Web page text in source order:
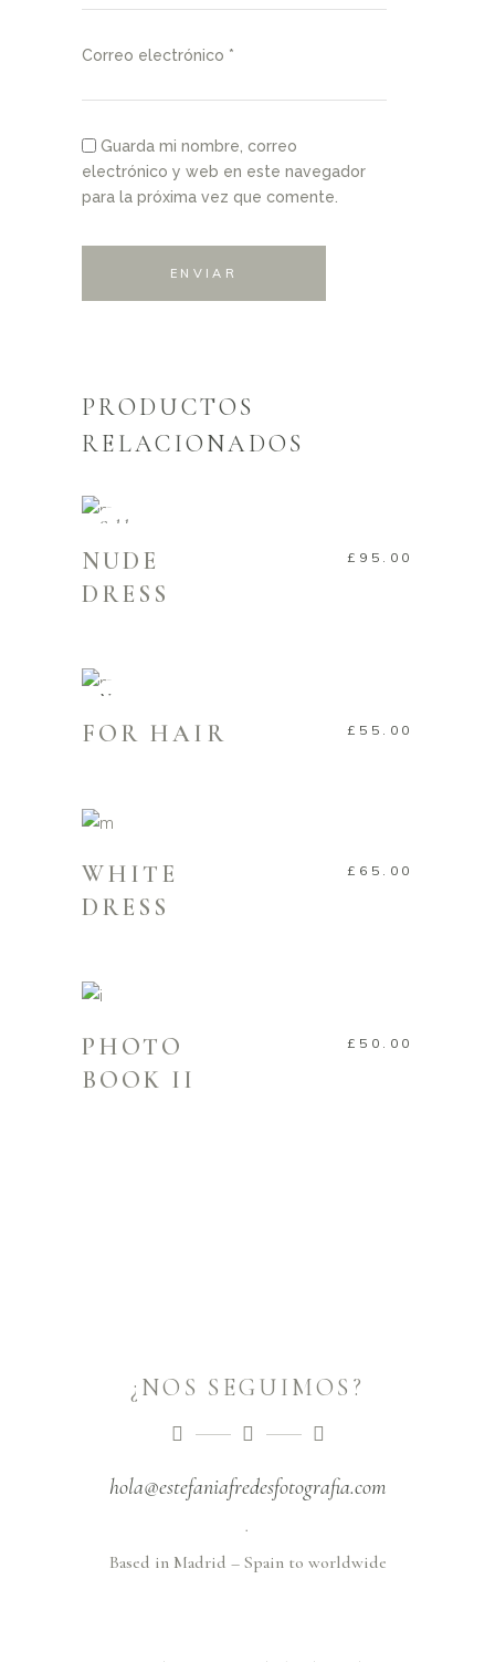
Correo electrónico *
Guarda mi nombre, correo
electrónico y web en este navegador
para la próxima vez que comente.
PRODUCTOS
RELACIONADOS
Sold
NUDE
DRESS
£ 95.00
New
FOR HAIR £ 55.00
WHITE
DRESS
£ 65.00
PHOTO
BOOK II
£ 50.00
¿NOS SEGUIMOS?
hola@estefaniafredesfotografia.com
.
Based in Madrid – Spain to worldwide